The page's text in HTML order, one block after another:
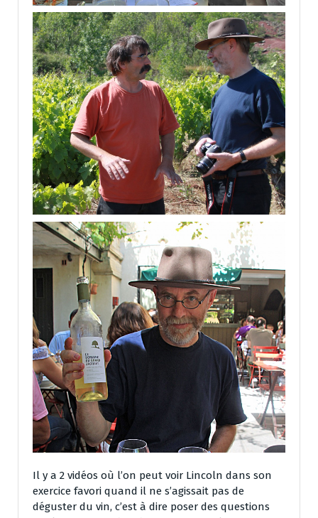
Il y a 2 vidéos où l’on peut voir Lincoln dans son
exercice favori quand il ne s’agissait pas de
déguster du vin, c’est à dire poser des questions